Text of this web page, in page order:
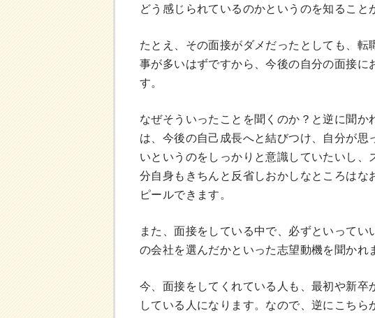
どう感じられているのかというのを知ること
たとえ、その面接がダメだったとしても、転
事が多いはずですから、今後の自分の面接に
す。
なぜそういったことを聞くのか？と逆に聞か
は、今後の自己成長へと結びつけ、自分が
いというのをしっかりと意識していたいし
分自身もきちんと反省しおかしなところは
ピールできます。
また、面接をしている中で、必ずといってい
の会社を選んだかといった志望動機を聞かれ
今、面接をしてくれている人も、最初や新
している人になります。なので、逆にこちら